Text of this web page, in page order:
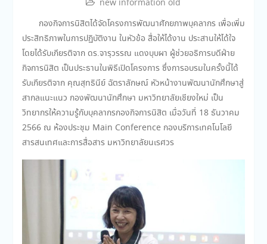
new information old
กองกิจการนิสิตได้จัดโครงการพัฒนาศักยภาพบุคลากร เพื่อเพิ่ม
ประสิทธิภาพในการปฏิบัติงาน ในหัวข้อ สื่อให้ได้งาน ประสานให้ได้ใจ
โดยได้รับเกียรติจาก ดร.จารุวรรณ แดงบุบผา ผู้ช่วยอธิการบดีฝ่าย
กิจการนิสิต เป็นประธานในพิธีเปิดโครงการ ซึ่งการอบรมในครั้งนี้ได้
รับเกียรติจาก คุณสุทธินีย์ ฉัตราลักษณ์ หัวหน้างานพัฒนานักศึกษาสู่
สากลแนะแนว กองพัฒนานักศึกษา มหาวิทยาลัยเชียงใหม่ เป็น
วิทยากรให้ความรู้กับบุคลากรกองกิจการนิสิต เมื่อวันที่ 18 ธันวาคม
2566 ณ ห้องประชุม Main Conference กองบริการเทคโนโลยี
สารสนเทศและการสื่อสาร มหาวิทยาลัยนเรศวร